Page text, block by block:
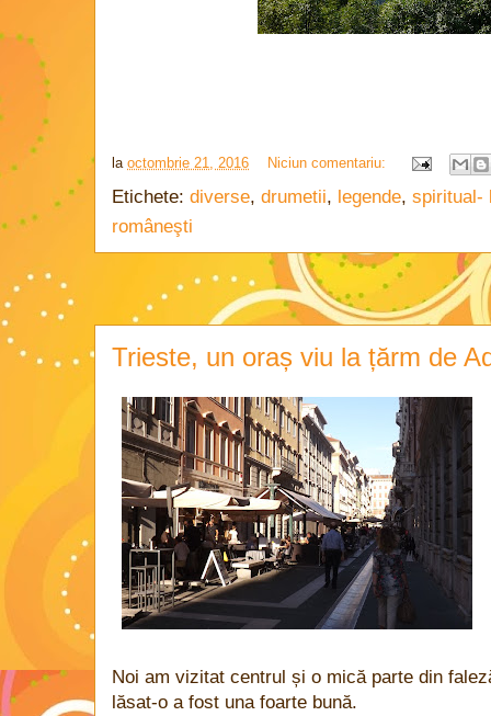
la octombrie 21, 2016 Niciun comentariu:
Etichete: diverse, drumetii, legende, spiritual-
româneşti
Trieste, un oraș viu la țărm de
Noi am vizitat centrul și o mică parte din
lăsat-o a fost una foarte bună.